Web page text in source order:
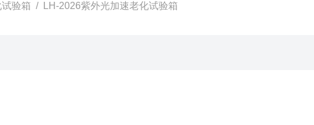
验箱 / LH-2026紫外光加速老化试验箱